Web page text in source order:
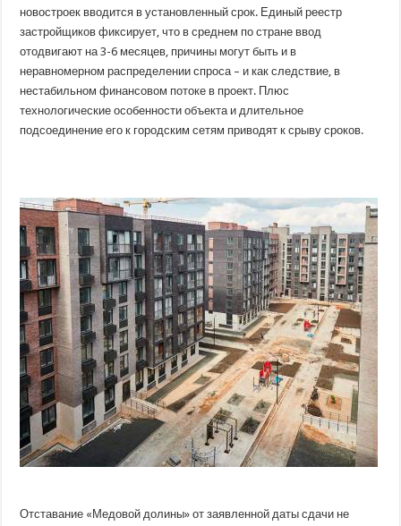
новостроек вводится в установленный срок. Единый реестр
застройщиков фиксирует, что в среднем по стране ввод
отодвигают на 3-6 месяцев, причины могут быть и в
неравномерном распределении спроса – и как следствие, в
нестабильном финансовом потоке в проект. Плюс
технологические особенности объекта и длительное
подсоединение его к городским сетям приводят к срыву сроков.
Отставание «Медовой долины» от заявленной даты сдачи не